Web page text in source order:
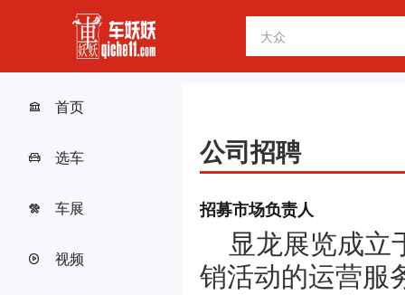
首页
选车
车展
视频
公司招聘
招募市场负责人
显龙展览成立
销活动的运营服